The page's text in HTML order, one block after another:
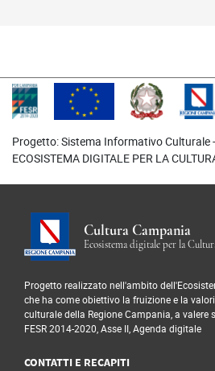
Progetto: Sistema Informativo Culturale
ECOSISTEMA DIGITALE PER LA
Cultura Campania
Ecosistema digitale per la
Progetto realizzato nell'ambito
che ha come obiettivo la fruizione e la
culturale della Regione Campania, a valere
FESR 2014-2020, Asse II, Agenda digitale
CONTATTI E RECAPITI